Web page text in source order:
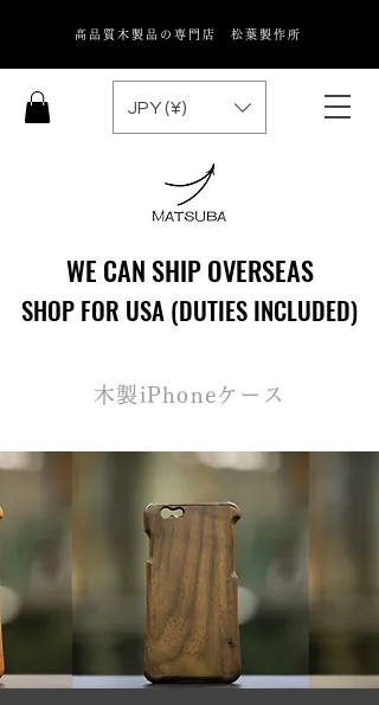
高品質木製品の専門店 松葉製作所
WE CAN SHIP OVERSEAS
WE CAN SHIP OVERSEAS
JPY (¥)
SHOP FOR USA (DUTIES INCLUDED)
SHOP FOR USA (DUTIES INCLUDED)
木製iPhoneケース